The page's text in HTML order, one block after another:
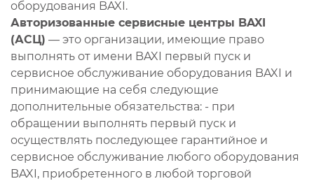
оборудования BAXI.
Авторизованные сервисные центры BAXI
(АСЦ) — это организации, имеющие право
выполнять от имени BAXI первый пуск и
сервисное обслуживание оборудования BAXI и
принимающие на себя следующие
дополнительные обязательства: - при
обращении выполнять первый пуск и
осуществлять последующее гарантийное и
сервисное обслуживание любого оборудования
BAXI, приобретенного в любой торговой